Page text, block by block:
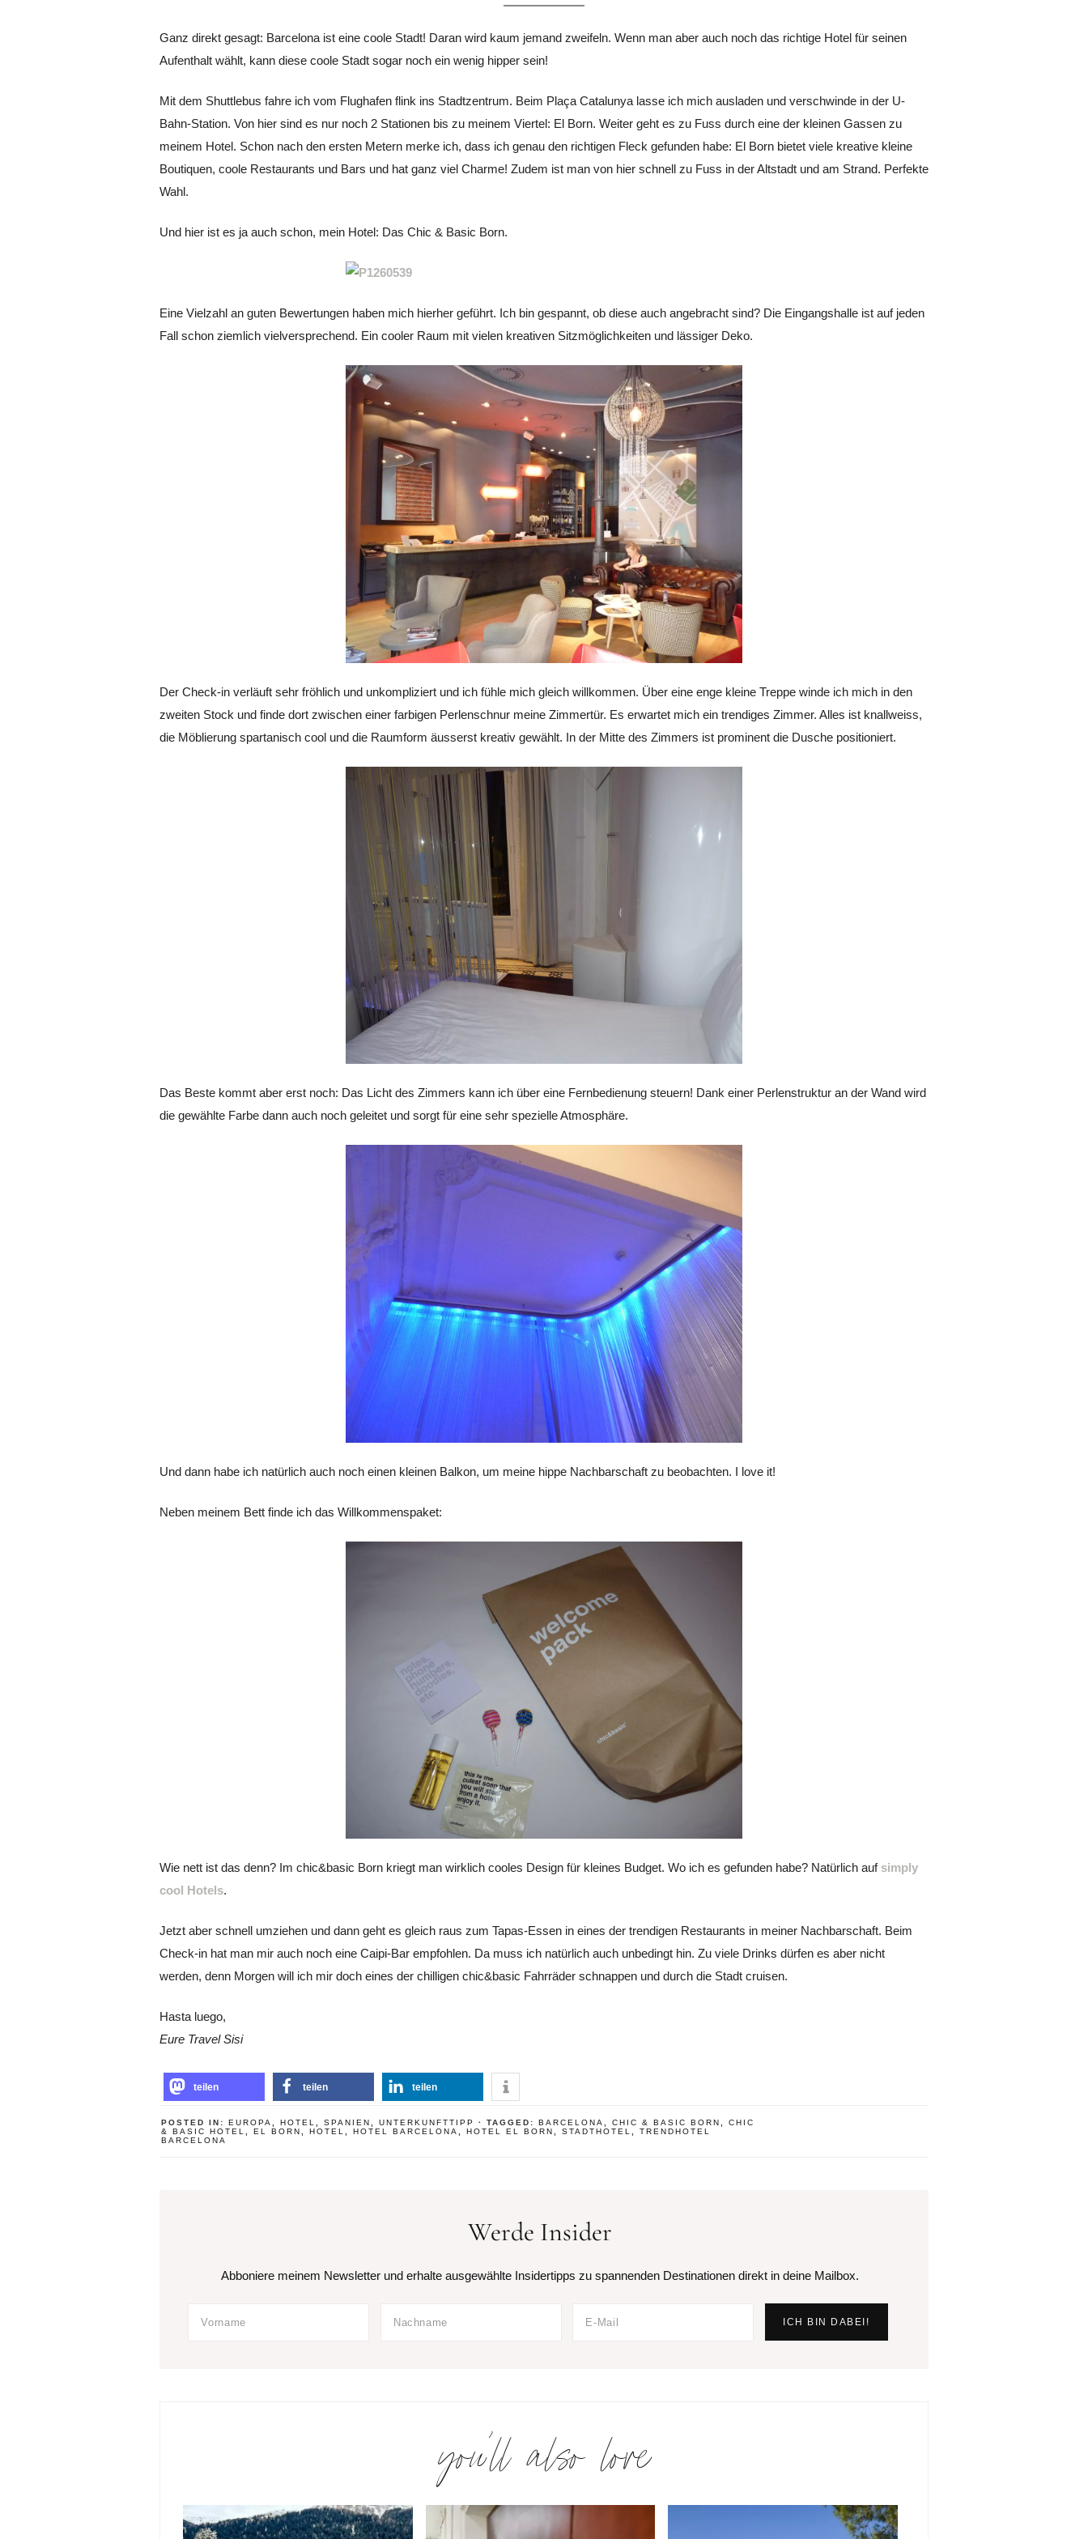
Ganz direkt gesagt: Barcelona ist eine coole Stadt! Daran wird kaum jemand zweifeln. Wenn man aber auch noch das richtige Hotel für seinen
Aufenthalt wählt, kann diese coole Stadt sogar noch ein wenig hipper sein!
Mit dem Shuttlebus fahre ich vom Flughafen flink ins Stadtzentrum. Beim Plaça Catalunya lasse ich mich ausladen und verschwinde in der U-
Bahn-Station. Von hier sind es nur noch 2 Stationen bis zu meinem Viertel: El Born. Weiter geht es zu Fuss durch eine der kleinen Gassen zu
meinem Hotel. Schon nach den ersten Metern merke ich, dass ich genau den richtigen Fleck gefunden habe: El Born bietet viele kreative kleine
Boutiquen, coole Restaurants und Bars und hat ganz viel Charme! Zudem ist man von hier schnell zu Fuss in der Altstadt und am Strand. Perfekte
Wahl.
Und hier ist es ja auch schon, mein Hotel: Das Chic & Basic Born.
Eine Vielzahl an guten Bewertungen haben mich hierher geführt. Ich bin gespannt, ob diese auch angebracht sind? Die Eingangshalle ist auf jeden
Fall schon ziemlich vielversprechend. Ein cooler Raum mit vielen kreativen Sitzmöglichkeiten und lässiger Deko.
Der Check-in verläuft sehr fröhlich und unkompliziert und ich fühle mich gleich willkommen. Über eine enge kleine Treppe winde ich mich in den
zweiten Stock und finde dort zwischen einer farbigen Perlenschnur meine Zimmertür. Es erwartet mich ein trendiges Zimmer. Alles ist knallweiss,
die Möblierung spartanisch cool und die Raumform äusserst kreativ gewählt. In der Mitte des Zimmers ist prominent die Dusche positioniert.
Das Beste kommt aber erst noch: Das Licht des Zimmers kann ich über eine Fernbedienung steuern! Dank einer Perlenstruktur an der Wand wird
die gewählte Farbe dann auch noch geleitet und sorgt für eine sehr spezielle Atmosphäre.
Und dann habe ich natürlich auch noch einen kleinen Balkon, um meine hippe Nachbarschaft zu beobachten. I love it!
Neben meinem Bett finde ich das Willkommenspaket:
Wie nett ist das denn? Im chic&basic Born kriegt man wirklich cooles Design für kleines Budget. Wo ich es gefunden habe? Natürlich auf simply
cool Hotels.
Jetzt aber schnell umziehen und dann geht es gleich raus zum Tapas-Essen in eines der trendigen Restaurants in meiner Nachbarschaft. Beim
Check-in hat man mir auch noch eine Caipi-Bar empfohlen. Da muss ich natürlich auch unbedingt hin. Zu viele Drinks dürfen es aber nicht
werden, denn Morgen will ich mir doch eines der chilligen chic&basic Fahrräder schnappen und durch die Stadt cruisen.
Hasta luego,
Eure Travel Sisi
teilen teilen teilen
POSTED IN: EUROPA HOTEL SPANIEN UNTERKUNFTTIPP · TAGGED: BARCELONA CHIC & BASIC BORN
CHIC
& BASIC HOTEL
EL BORN HOTEL HOTEL BARCELONA HOTEL EL BORN STADTHOTEL
TRENDHOTEL
BARCELONA
Werde Insider
Abboniere meinem Newsletter und erhalte ausgewählte Insidertipps zu spannenden Destinationen direkt in deine Mailbox.
you’ll also love